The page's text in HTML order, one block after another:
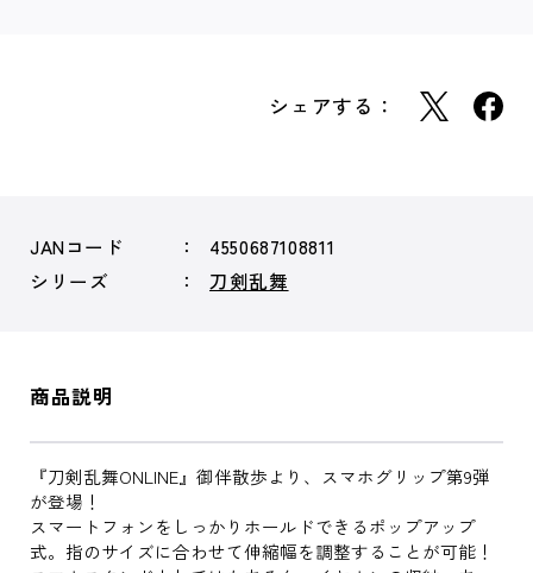
シェアする：
JANコード
4550687108811
シリーズ
刀剣乱舞
商品説明
『刀剣乱舞ONLINE』御伴散歩より、スマホグリップ第9弾
が登場！
スマートフォンをしっかりホールドできるポップアップ
式。指のサイズに合わせて伸縮幅を調整することが可能！